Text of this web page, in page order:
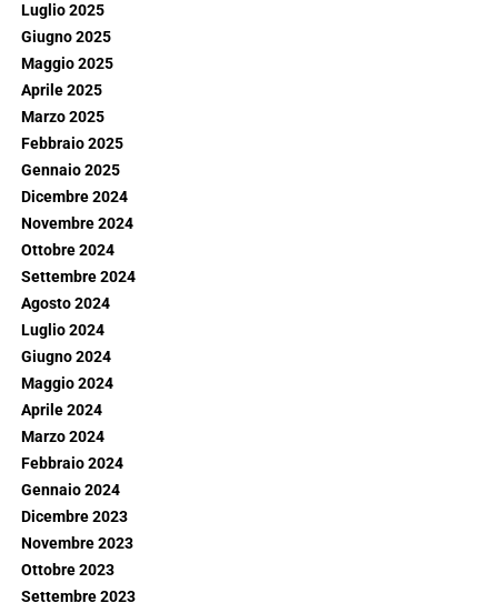
Luglio 2025
Giugno 2025
Maggio 2025
Aprile 2025
Marzo 2025
Febbraio 2025
Gennaio 2025
Dicembre 2024
Novembre 2024
Ottobre 2024
Settembre 2024
Agosto 2024
Luglio 2024
Giugno 2024
Maggio 2024
Aprile 2024
Marzo 2024
Febbraio 2024
Gennaio 2024
Dicembre 2023
Novembre 2023
Ottobre 2023
Settembre 2023